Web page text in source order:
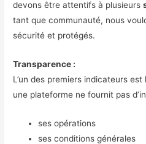
devons être attentifs à plusieurs
tant que communauté, nous
sécurité et protégés.
Transparence :
L’un des premiers indicateurs
une plateforme ne fournit pas
ses opérations
ses conditions générales